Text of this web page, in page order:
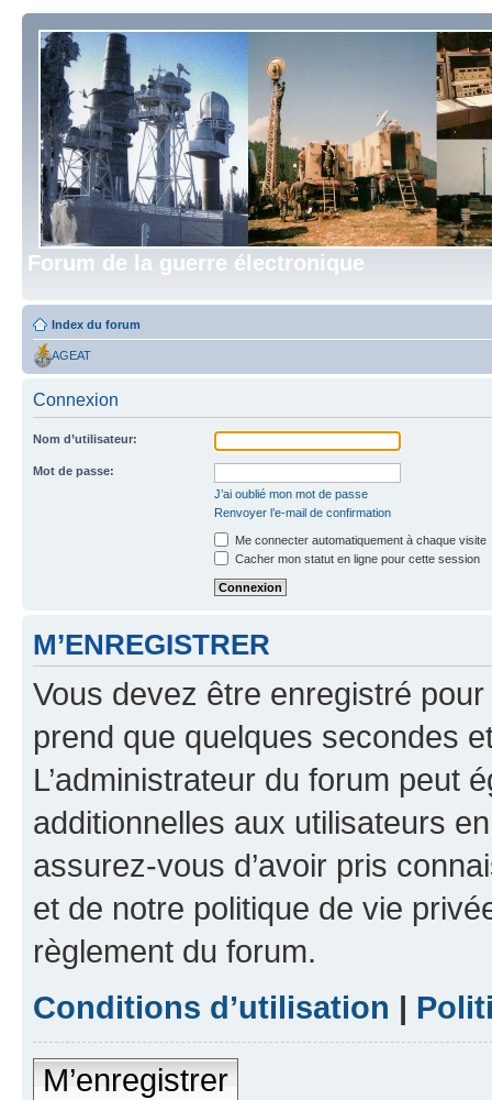
Forum de la guerre électronique
Index du forum
AGEAT
Connexion
Nom d’utilisateur:
Mot de passe:
J’ai oublié mon mot de passe
Renvoyer l’e-mail de confirmation
Me connecter automatiquement à chaque visite
Cacher mon statut en ligne pour cette session
M’ENREGISTRER
Vous devez être enregistré
prend que quelques secondes
L’administrateur du forum peut
additionnelles aux utilisateurs
assurez-vous d’avoir pris
et de notre politique de vie
règlement du forum.
Conditions d’utilisation |
M’enregistrer